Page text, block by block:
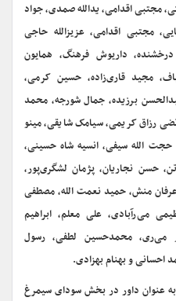
مجتبی اقدامی، یدالله صمدی، جواد
مجتبی اقدامی، عزیزالله حاجی
داریوش فرهنگ، همایون
مجید قاری‌زاده، حسین کرمی،
برزیده، جمال شورجه، محمد
رزاق کریمی، سیامک شایقی، مینو
الله سیفی، انسیه شاه حسینی،
حسن نجاریان، پژمان لشگری‌پور،
عرفان منش، حمید نعمت الله، مصطفی
می‌رآبادی، علی معلم، ابراهیم
می‌ری، محمدحسین لطفی، رسول
احسانی و بهنام بهزادی.
۳۳ دوره گذشته به عنوان داور در بخش سودای سیمرغ